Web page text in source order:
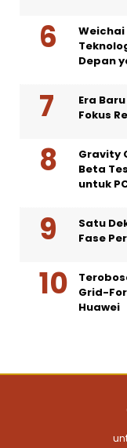
Weichai
Depan
Era
Fokus
Gravity
Beta
untuk
Satu
Fase
Grid-
Huawei